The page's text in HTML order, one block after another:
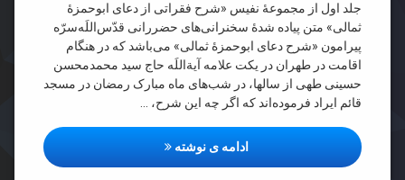
جلد اول از مجموعۀ نفیس «شرح فقراتی از دعای ابوحمزۀ
ثمالی» متن پیاده شدۀ سخنرانی‌های حضررانی قدّس‌اللَه‌سرّه
پیرامون «شرح دعای ابوحمزۀ ثمالی» می‌باشد که در هنگام
اقامت در طهران در یکت علامه آیة‌اللَه حاج سید محمدمحسن
حسینی طهی از سالها، در شب‌های ماه مبارک رمضان در مسجد
قائم ایراد فرموده‌اند که اگر چه این شرح، …
ادامه ی نوشتهشرح فقراتی از دعای ابو حمزه